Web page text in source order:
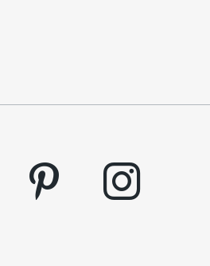
pinterest instagram